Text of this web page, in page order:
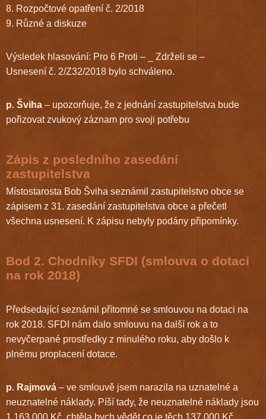
8. Rozpočtové opatření č. 2/2018
9. Různé a diskuze
Výsledek hlasování: Pro 6 Proti – _ Zdrželi se –
Usnesení č. 2/Z32/2018 bylo schváleno.
p. Šviha – upozorňuje, že z jednání zastupitelstva bude
pořizovat zvukový záznam pro svoji potřebu
Zápis z posledního zasedání
zastupitelstva
Místostarosta Bob Šviha seznámil zastupitelstvo obce se
zápisem z 31. zasedání zastupitelstva obce a přečetl
všechna usnesení. K zápisu nebyly podány připomínky.
Bod 2. Chodníky SFDI (smlouva o dotaci
na rok 2018)
Předsedající seznámil přítomné se smlouvou na dotaci na
rok 2018. SFDI nám dalo smlouvu na další rok a to
nevyčerpané prostředky z minulého roku, aby došlo k
plnému proplacení dotace.
p. Rajmová – ve smlouvě jsem narazila na uznatelné a
neuznatelné náklady. Píší tady, že neuznatelné náklady jsou